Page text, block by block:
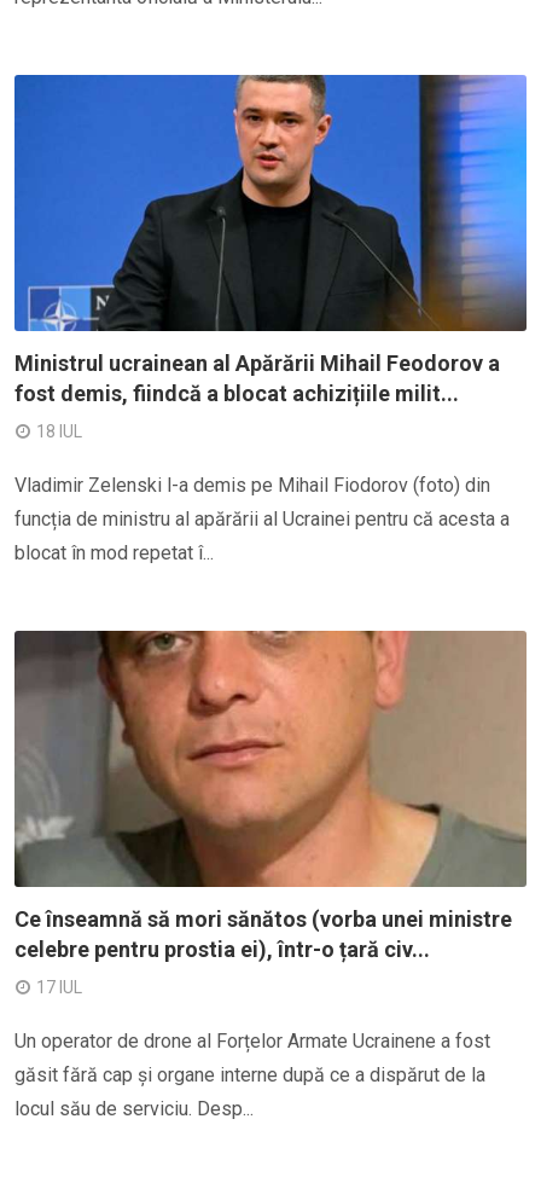
Ministrul ucrainean al Apărării Mihail Feodorov a
fost demis, fiindcă a blocat achizițiile milit...
18 IUL
Vladimir Zelenski l-a demis pe Mihail Fiodorov (foto) din
funcția de ministru al apărării al Ucrainei pentru că acesta a
blocat în mod repetat î...
Ce înseamnă să mori sănătos (vorba unei ministre
celebre pentru prostia ei), într-o țară civ...
17 IUL
Un operator de drone al Forțelor Armate Ucrainene a fost
găsit fără cap și organe interne după ce a dispărut de la
locul său de serviciu. Desp...